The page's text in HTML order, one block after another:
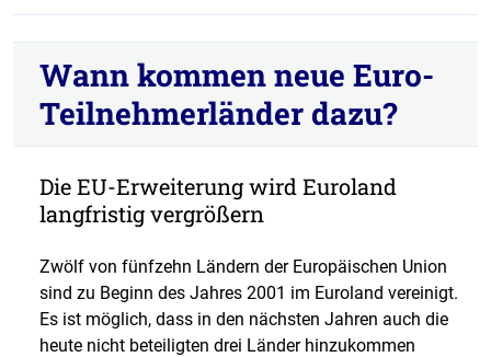
Wann kommen neue Euro-
Teilnehmerländer dazu?
Die EU-Erweiterung wird Euroland
langfristig vergrößern
Zwölf von fünfzehn Ländern der Europäischen Union
sind zu Beginn des Jahres 2001 im Euroland vereinigt.
Es ist möglich, dass in den nächsten Jahren auch die
heute nicht beteiligten drei Länder hinzukommen